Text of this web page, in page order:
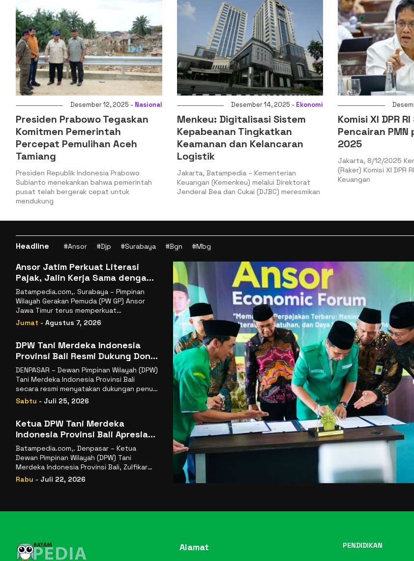
Desember 14, 2025 -Ekonomi
Menkeu: Digitalisasi Sistem
Kepabeanan Tingkatkan
Keamanan dan Kelancaran
Logistik
Jakarta, Batampedia – Kementerian
Keuangan (Kemenkeu) melalui Direktorat
Jenderal Bea dan Cukai (DJBC) meresmikan
Desember 14, 2025 -Ekonomi
Komisi XI DPR RI Setujui
Pencairan PMN pada APBN
2025
Jakarta, 8/12/2025 Kemenkeu – Rapat Kerja
(Raker) Komisi XI DPR RI dengan Menteri
Keuangan
Presiden
Komitmen
Percepat
Tamiang
Presiden Republik
Subianto
Headline #Ansor #Djp #Surabaya #Bgn #Mbg
Ansor Jatim Perkuat Literasi
Pajak, Jalin Kerja Sama dengan
DJP se-Jatim
Batampedia.com,. Surabaya – Pimpinan
Wilayah Gerakan Pemuda (PW GP) Ansor
Jawa Timur terus memperkuat
komitmennya dalam membangun
kemandirian ekonomi
Jumat - Agustus 7, 2026
DPW Tani Merdeka Indonesia
Provinsi Bali Resmi Dukung Don
Muzakir Mengisi Jabatan Wakil
Menteri Pertanian RI
DENPASAR – Dewan Pimpinan Wilayah (DPW)
Tani Merdeka Indonesia Provinsi Bali
secara resmi menyatakan dukungan penuh
kepada Ketua Umum
Sabtu - Juli 25, 2026
Ketua DPW Tani Merdeka
Indonesia Provinsi Bali Apresiasi
Penunjukan Dr. Sudaryono
sebagai Kepala Badan Gizi
Nasional
Batampedia.com,. Denpasar – Ketua
Dewan Pimpinan Wilayah (DPW) Tani
Merdeka Indonesia Provinsi Bali, Zulfikar
Wijaya, S.E., menyampaikan ucapan
Rabu - Juli 22, 2026
Alamat PENDIDIKAN